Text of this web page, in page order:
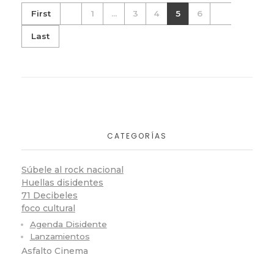
First 1 ... 3 4 5 6
Last
CATEGORÍAS
Súbele al rock nacional
Huellas disidentes
71 Decibeles
foco cultural
Agenda Disidente
Lanzamientos
Asfalto Cinema